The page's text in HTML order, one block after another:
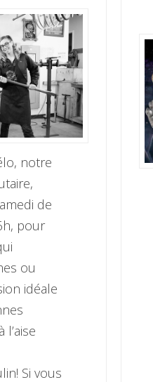
notre
de
pour
ou
idéale
Si vous